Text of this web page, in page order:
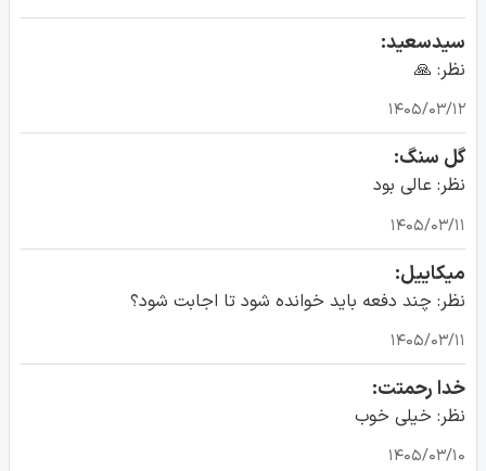
سیدسعید:
نظر: 🙏
۱۴۰۵/۰۳/۱۲
گل سنگ:
نظر: عالی بود
۱۴۰۵/۰۳/۱۱
میکاییل:
نظر: چند دفعه باید خوانده شود تا اجابت شود؟
۱۴۰۵/۰۳/۱۱
خدا رحمتت:
نظر: خیلی خوب
۱۴۰۵/۰۳/۱۰